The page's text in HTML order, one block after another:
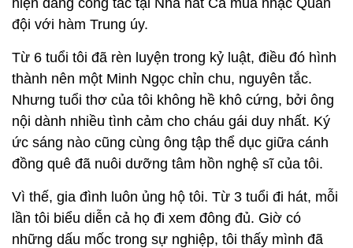
hiện đang công tác tại Nhà hát Ca múa nhạc Quân
đội với hàm Trung úy.
Từ 6 tuổi tôi đã rèn luyện trong kỷ luật, điều đó hình
thành nên một Minh Ngọc chỉn chu, nguyên tắc.
Nhưng tuổi thơ của tôi không hề khô cứng, bởi ông
nội dành nhiều tình cảm cho cháu gái duy nhất. Ký
ức sáng nào cũng cùng ông tập thể dục giữa cánh
đồng quê đã nuôi dưỡng tâm hồn nghệ sĩ của tôi.
Vì thế, gia đình luôn ủng hộ tôi. Từ 3 tuổi đi hát, mỗi
lần tôi biểu diễn cả họ đi xem đông đủ. Giờ có
những dấu mốc trong sự nghiệp, tôi thấy mình đã